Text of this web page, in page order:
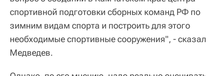
спортивной подготовки сборных команд РФ по
зимним видам спорта и построить для этого
необходимые спортивные сооружения", - сказал
Медведев.